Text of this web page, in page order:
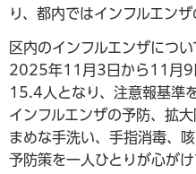
り、都内ではインフルエンザ
区内のインフルエンザにつ
2025年11月3日から11月9
15.4人となり、注意報基準
インフルエンザの予防、拡
まめな手洗い、手指消毒、
予防策を一人ひとりが心が